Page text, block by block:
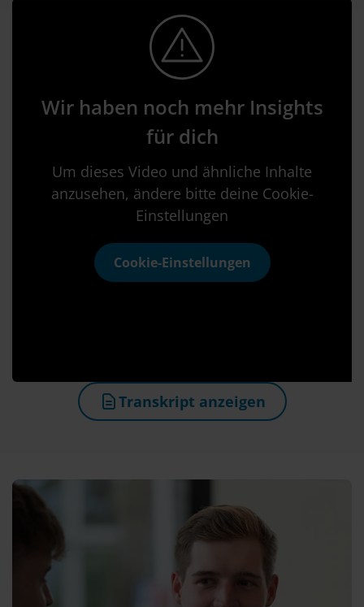
Wir haben noch mehr Insights
für dich
Um dieses Video und ähnliche Inhalte
anzusehen, ändere bitte deine Cookie-
Einstellungen
Cookie-Einstellungen
Transkript anzeigen
(öffnet in neuem Tab)